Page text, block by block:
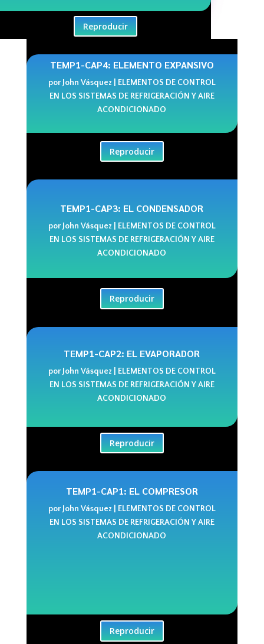
Reproducir
TEMP1-CAP4: ELEMENTO EXPANSIVO
por John Vásquez
ELEMENTOS DE CONTROL
EN LOS SISTEMAS DE REFRIGERACIÓN Y AIRE
ACONDICIONADO
Reproducir
TEMP1-CAP3: EL CONDENSADOR
porJohn Vásquez
ELEMENTOS DE CONTROL
EN LOS SISTEMAS DE REFRIGERACIÓN Y AIRE
ACONDICIONADO
Reproducir
TEMP1-CAP2: EL EVAPORADOR
por John Vásquez
ELEMENTOS DE CONTROL
EN LOS SISTEMAS DE REFRIGERACIÓN Y AIRE
ACONDICIONADO
Reproducir
TEMP1-CAP1: EL COMPRESOR
por John Vásquez
ELEMENTOS DE CONTROL
EN LOS SISTEMAS DE REFRIGERACIÓN Y AIRE
ACONDICIONADO
Reproducir